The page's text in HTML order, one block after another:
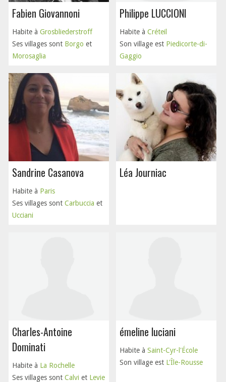
Fabien Giovannoni
Habite à Grosbliederstroff
Ses villages sont Borgo et
Morosaglia
Philippe LUCCIONI
Habite à Créteil
Son village est Piedicorte-di-
Gaggio
Sandrine Casanova
Habite à Paris
Ses villages sont Carbuccia et
Ucciani
Léa Journiac
Charles-Antoine
Dominati
Habite à La Rochelle
Ses villages sont Calvi et Levie
émeline luciani
Habite à Saint-Cyr-l'École
Son village est L'Île-Rousse